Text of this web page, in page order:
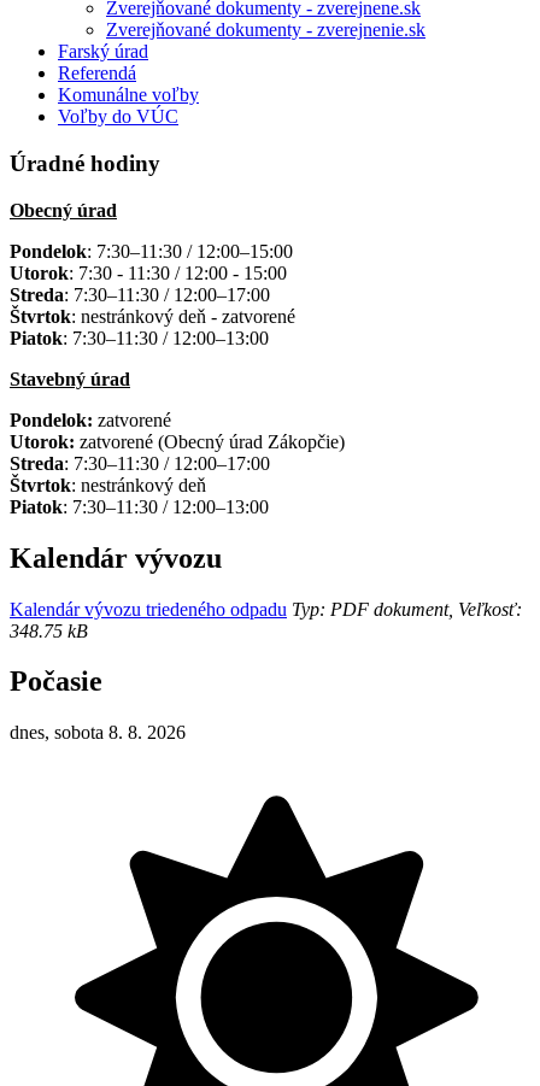
Zverejňované dokumenty - zverejnene.sk
Zverejňované dokumenty - zverejnenie.sk
Farský úrad
Referendá
Komunálne voľby
Voľby do VÚC
Úradné hodiny
Obecný úrad
Pondelok: 7:30–11:30 / 12:00–15:00
Utorok: 7:30 - 11:30 / 12:00 - 15:00
Streda: 7:30–11:30 / 12:00–17:00
Štvrtok: nestránkový deň - zatvorené
Piatok: 7:30–11:30 / 12:00–13:00
Stavebný úrad
Pondelok: zatvorené
Utorok: zatvorené (Obecný úrad Zákopčie)
Streda: 7:30–11:30 / 12:00–17:00
Štvrtok: nestránkový deň
Piatok: 7:30–11:30 / 12:00–13:00
Kalendár vývozu
Kalendár vývozu triedeného odpadu Typ: PDF dokument, Veľkosť:
348.75 kB
Počasie
dnes, sobota 8. 8. 2026